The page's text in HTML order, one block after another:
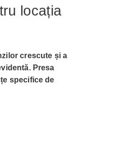
locația
crescute și a
Presa
specifice de